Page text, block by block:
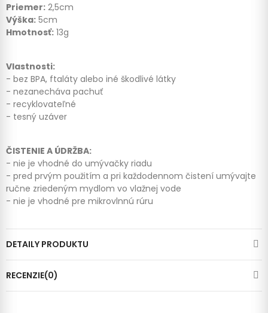
Priemer: 2,5cm
Výška: 5cm
Hmotnosť: 13g
Vlastnosti:
- bez BPA, ftaláty alebo iné škodlivé látky
- nezanecháva pachuť
- recyklovateľné
- tesný uzáver
ČISTENIE A ÚDRŽBA:
- nie je vhodné do umývačky riadu
- pred prvým použitím a pri každodennom čistení umývajte
ručne zriedeným mydlom vo vlažnej vode
- nie je vhodné pre mikrovlnnú rúru
DETAILY PRODUKTU
RECENZIE(0)